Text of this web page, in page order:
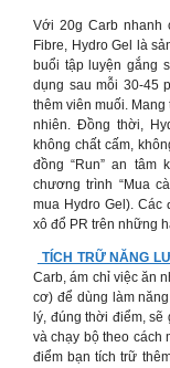
Với 20g Carb nhanh
Fibre, Hydro Gel là
buổi tập luyện gắng
dụng sau mỗi 30-45
thêm viên muối.
nhiên. Đồng thời,
không chất cấm,
đồng “Run” an tâm
chương trình “Mua
mua Hydro Gel). Các
xô đổ PR trên những
TÍCH TRỮ NĂNG
Carb, ám chỉ việc ăn
cơ) để dùng làm
lý, đúng thời điểm,
và chạy bộ theo cách
điểm bạn tích trữ